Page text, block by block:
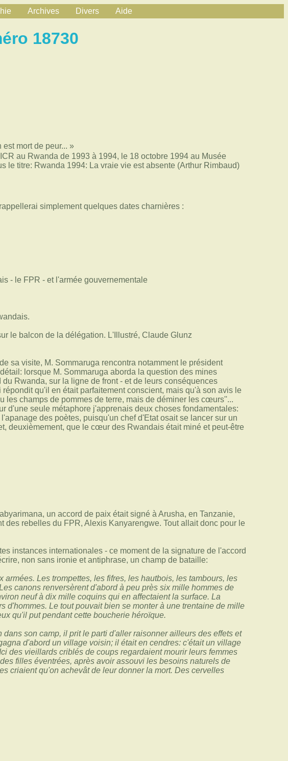
Archives Divers Aide
18730
mort de peur... »
au Rwanda de 1993 à 1994, le 18 octobre 1994 au Musée
le titre: Rwanda 1994: La vraie vie est absente (Arthur Rimbaud)
simplement quelques dates charnières :
- le FPR - et l'armée gouvernementale
sa visite, M. Sommaruga rencontra notamment le président
lorsque M. Sommaruga aborda la question des mines
Rwanda, sur la ligne de front - et de leurs conséquences
qu'il en était parfaitement conscient, mais qu'à son avis le
les champs de pommes de terre, mais de déminer les cœurs''...
d'une seule métaphore j'apprenais deux choses fondamentales:
des poètes, puisqu'un chef d'Etat osait se lancer sur un
deuxièmement, que le cœur des Rwandais était miné et peut-être
un accord de paix était signé à Arusha, en Tanzanie,
rebelles du FPR, Alexis Kanyarengwe. Tout allait donc pour le
instances internationales - ce moment de la signature de l'accord
non sans ironie et antiphrase, un champ de bataille:
Les trompettes, les fifres, les hautbois, les tambours, les
canons renversèrent d'abord à peu près six mille hommes de
neuf à dix mille coquins qui en affectaient la surface. La
d'hommes. Le tout pouvait bien se monter à une trentaine de mille
qu'il put pendant cette boucherie héroïque.
son camp, il prit le parti d'aller raisonner ailleurs des effets et
d'abord un village voisin; il était en cendres: c'était un village
des vieillards criblés de coups regardaient mourir leurs femmes
filles éventrées, après avoir assouvi les besoins naturels de
criaient qu'on achevât de leur donner la mort. Des cervelles